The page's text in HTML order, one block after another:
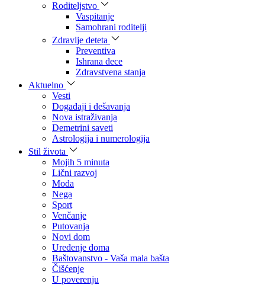
Roditeljstvo
Vaspitanje
Samohrani roditelji
Zdravlje deteta
Preventiva
Ishrana dece
Zdravstvena stanja
Aktuelno
Vesti
Događaji i dešavanja
Nova istraživanja
Demetrini saveti
Astrologija i numerologija
Stil života
Mojih 5 minuta
Lični razvoj
Moda
Nega
Sport
Venčanje
Putovanja
Novi dom
Uređenje doma
Baštovanstvo - Vaša mala bašta
Čišćenje
U poverenju